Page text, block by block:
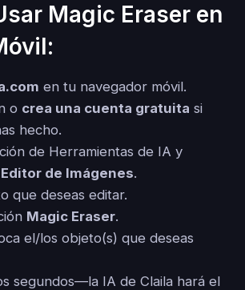
Magic Eraser en
en tu navegador móvil.
o crea una cuenta gratuita si
hecho.
de Herramientas de IA y
Editor de Imágenes.
que deseas editar.
Magic Eraser.
el/los objeto(s) que deseas
segundos—la IA de Claila hará el